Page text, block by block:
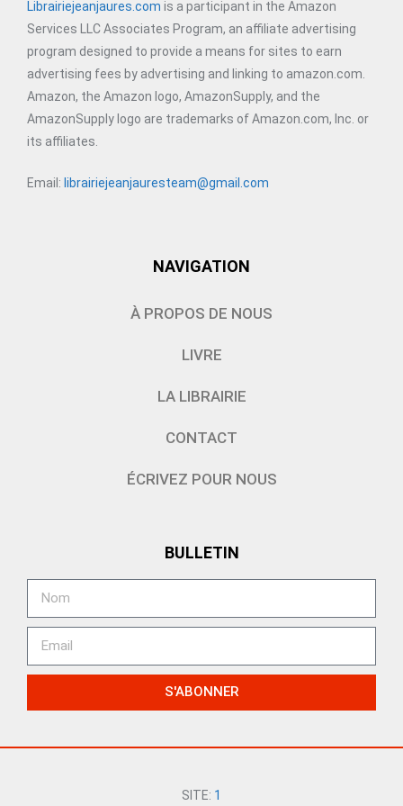
Librairiejeanjaures.com is a participant in the Amazon
Services LLC Associates Program, an affiliate advertising
program designed to provide a means for sites to earn
advertising fees by advertising and linking to amazon.com.
Amazon, the Amazon logo, AmazonSupply, and the
AmazonSupply logo are trademarks of Amazon.com, Inc. or
its affiliates.
Email: librairiejeanjauresteam@gmail.com
NAVIGATION
À PROPOS DE NOUS
LIVRE
LA LIBRAIRIE
CONTACT
ÉCRIVEZ POUR NOUS
BULLETIN
S'ABONNER
SITE: 1